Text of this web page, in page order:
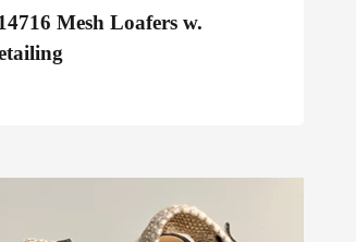
Mesh Loafers w.